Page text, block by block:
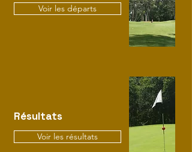
Voir les départs
Résultats
Voir les résultats